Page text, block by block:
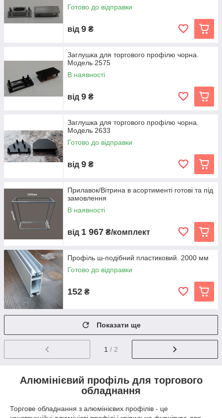
Готово до відправки
від 9 ₴
Заглушка для торгового профілю чорна.
Модель 2575
В наявності
від 9 ₴
Заглушка для торгового профілю чорна.
Модель 2633
Готово до відправки
від 9 ₴
Прилавок/Вітрина в асортименті готові та під
замовлення
В наявності
від 1 967 ₴/комплект
Профіль ш-подібний пластиковий. 2000 мм
Готово до відправки
152 ₴
Показати ще
1 / 2
Алюмінієвий профіль для торгового
обладнання
Торгове обладнання з алюмінієвих профілів - це